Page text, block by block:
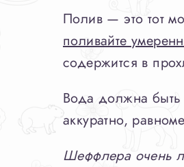
Полив — это тот
поливайте
содержится в
Вода должна быть
аккуратно,
Шеффлера очень